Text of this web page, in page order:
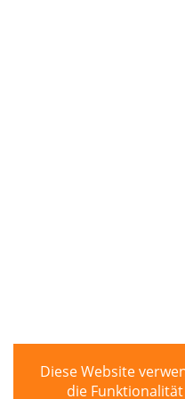
Diese Website
die